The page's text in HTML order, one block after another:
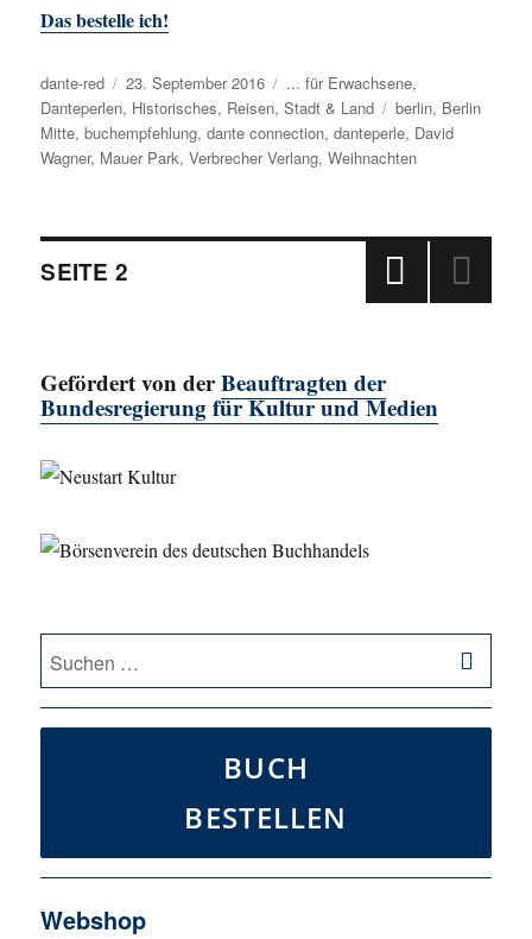
Das bestelle ich!
Autor
dante-red
Veröffentlicht
am
23. September 2016 Kategorien
... für Erwachsene,
Danteperlen, Historisches, Reisen,Stadt & Land Schlagwörter
berlin, Berlin
Mitte,buchempfehlung,dante connection,danteperle, David
Wagner, Mauer Park,Verbrecher Verlang,Weihnachten
Beitragsnavigation
SEIT
E
SEITE 2
Gefördert von derBeauftragten der
Bundesregierung für Kultur und Medien
Suche
nach:
BUCH
BESTELLEN
Webshop